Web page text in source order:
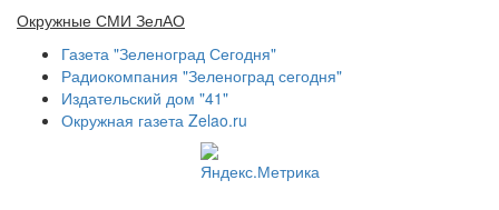
Окружные СМИ ЗелАО
Газета "Зеленоград Сегодня"
Радиокомпания "Зеленоград сегодня"
Издательский дом "41"
Окружная газета Zelao.ru